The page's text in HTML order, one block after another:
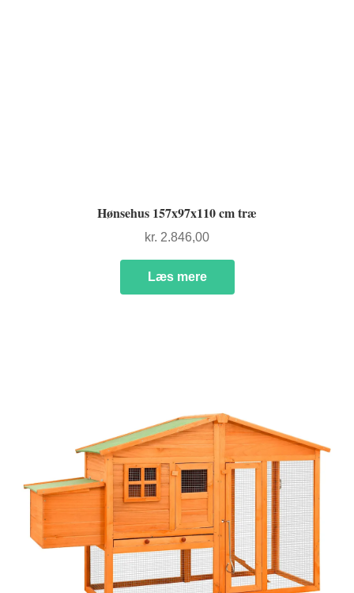
Hønsehus 157x97x110 cm træ
kr. 2.846,00
Læs mere